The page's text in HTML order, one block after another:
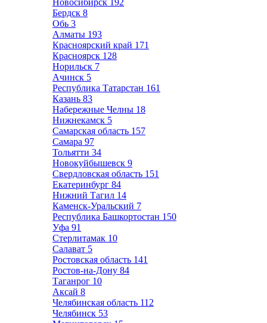
Новосибирск 192
Бердск 8
Обь 3
Алматы 193
Красноярский край 171
Красноярск 128
Норильск 7
Ачинск 5
Республика Татарстан 161
Казань 83
Набережные Челны 18
Нижнекамск 5
Самарская область 157
Самара 97
Тольятти 34
Новокуйбышевск 9
Свердловская область 151
Екатеринбург 84
Нижний Тагил 14
Каменск-Уральский 7
Республика Башкортостан 150
Уфа 91
Стерлитамак 10
Салават 5
Ростовская область 141
Ростов-на-Дону 84
Таганрог 10
Аксай 8
Челябинская область 112
Челябинск 53